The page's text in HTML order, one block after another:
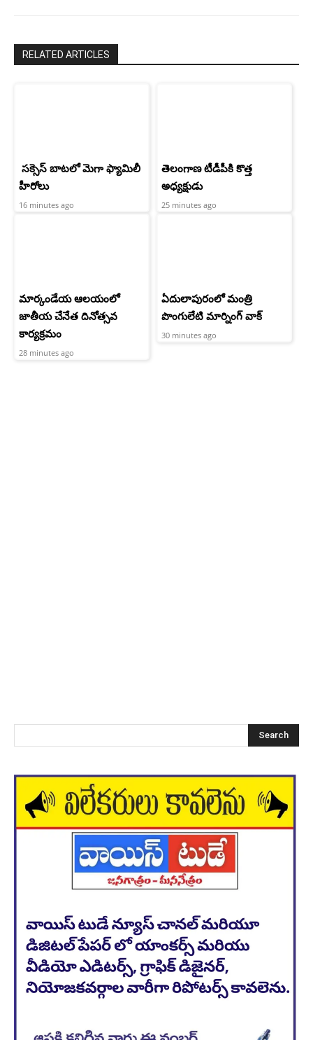
RELATED ARTICLES
సక్సెస్ బాటలో మెగా ఫ్యామిలీ
హీరోలు
16 minutes ago
తెలంగాణ టీడీపీకి కొత్త
అధ్యక్షుడు
25 minutes ago
మార్కండేయ ఆలయంలో
జాతీయ చేనేత దినోత్సవ
కార్యక్రమం
28 minutes ago
ఏదులాపురంలో మంత్రి
పొంగులేటి మార్నింగ్ వాక్
30 minutes ago
Search